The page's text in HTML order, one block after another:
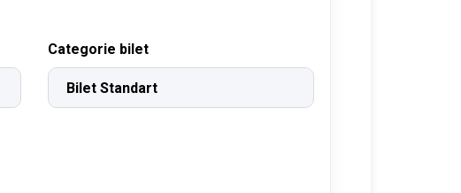
Categorie bilet